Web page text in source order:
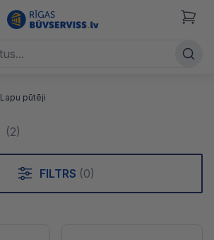
Lapu pūtēji
(2)
FILTRS (0)